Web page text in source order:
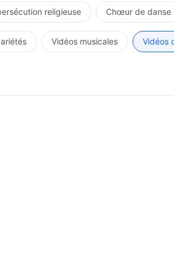
religieuse Chœur de danse
Vidéos musicales Vidéos